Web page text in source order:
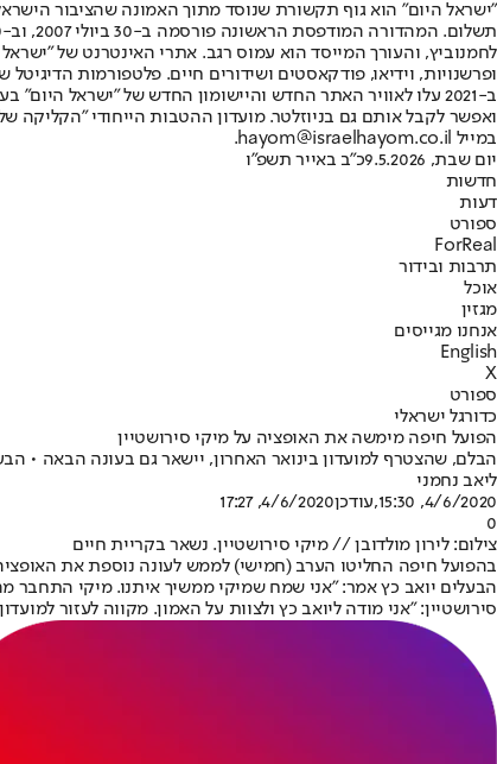
"ישראל היום" הוא גוף תקשורת שנוסד מתוך האמונה שהציבור
ופרשנויות, וידיאו, פודקאסטים ושידורים חיים. פלטפורמות
ב-2021 עלו לאוויר האתר החדש והיישומון החדש של "ישראל
ואפשר לקבל אותם גם בניוזלטר. מועדון ההטבות הייחודי "הקליקה
במייל hayom@israelhayom.co.il.
יום שבת, 9.5.2026
כ"ב באייר תשפ"ו
חדשות
דעות
ספורט
ForReal
תרבות ובידור
אוכל
מגזין
אנחנו מגייסים
English
X
ספורט
כדורגל ישראלי
הפועל חיפה מימשה את האופציה על מיקי סירושטיין
הבלם, שהצטרף למועדון בינואר האחרון, יישאר גם בעונה הבאה •
ליאב נחמני
4/6/2020, 15:30
,עודכן4/6/2020, 17:27
0
צילום: לירון מולדובן // מיקי סירושטיין. נשאר בקריית חיים
בהפועל חיפה החליטו הערב (חמישי) לממש לעונה נוספת את
הבעלים יואב כץ אמר: "אני שמח שמיקי ממשיך איתנו. מיקי התחבר
סירושטיין: "אני מודה ליואב כץ ולצוות על האמון. מקווה לעזור